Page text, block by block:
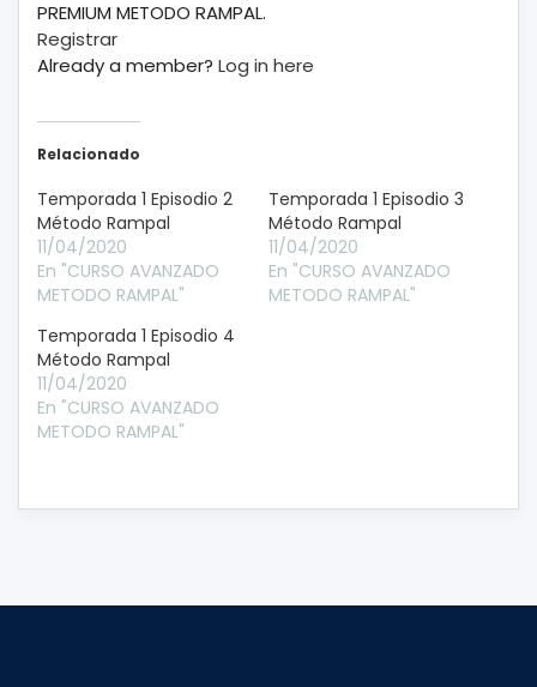
PREMIUM METODO RAMPAL.
Registrar
Already a member? Log in here
Relacionado
Temporada 1 Episodio 2
Método Rampal
11/04/2020
En "CURSO AVANZADO
METODO RAMPAL"
Temporada 1 Episodio 3
Método Rampal
11/04/2020
En "CURSO AVANZADO
METODO RAMPAL"
Temporada 1 Episodio 4
Método Rampal
11/04/2020
En "CURSO AVANZADO
METODO RAMPAL"